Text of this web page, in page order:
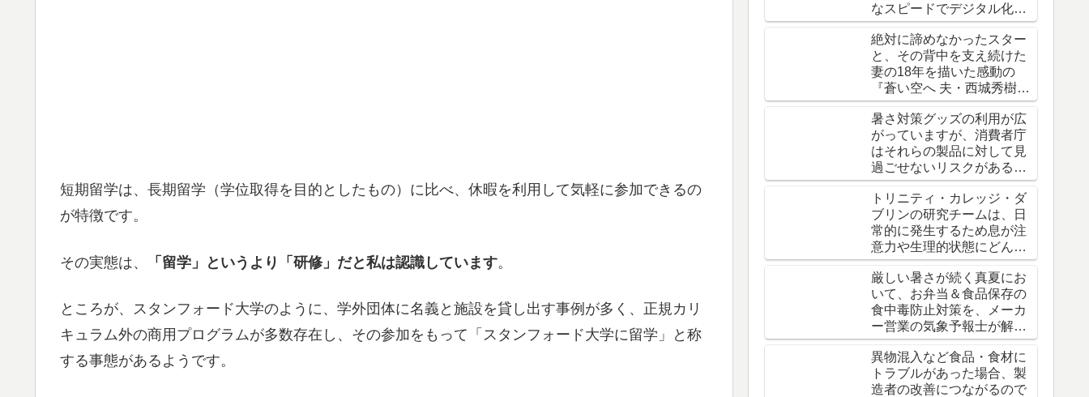
短期留学は、長期留学（学位取得を目的としたもの）に比べ、休暇を利用して気軽に参加できるの
が特徴です。
その実態は、 「留学」というより「研修」だと私は認識しています。
ところが、スタンフォード大学のように、学外団体に名義と施設を貸し出す事例が多く、正規カリ
キュラム外の商用プログラムが多数存在し、その参加をもって「スタンフォード大学に留学」と称
する事態があるようです。
なスピードでデジタル化し
て「効率化」に進んでいま
すが……
絶対に諦めなかったスター
と、その背中を支え続けた
妻の18年を描いた感動の
『蒼い空へ 夫・西城秀樹と
の18年』（木本美紀著、小
学館）
暑さ対策グッズの利用が広
がっていますが、消費者庁
はそれらの製品に対して見
過ごせないリスクがあると
注意を呼びかけています。
トリニティ・カレッジ・ダ
ブリンの研究チームは、日
常的に発生するため息が注
意力や生理的状態にどんな
影響を及ぼすかを調査しま
した。
厳しい暑さが続く真夏にお
いて、お弁当＆食品保存の
食中毒防止対策を、メーカ
ー営業の気象予報士が解説
しているニュースが話題で
す。
異物混入など食品・食材に
トラブルがあった場合、製
造者の改善につながるので